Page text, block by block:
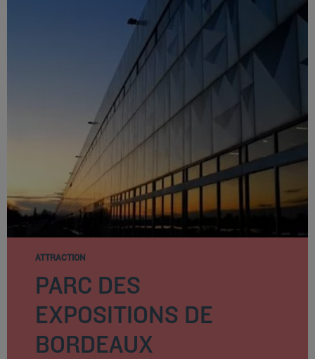
ATTRACTION
PARC DES
EXPOSITIONS DE
BORDEAUX